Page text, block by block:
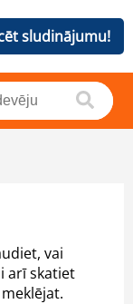
sludinājumu!
vai
arī skatiet